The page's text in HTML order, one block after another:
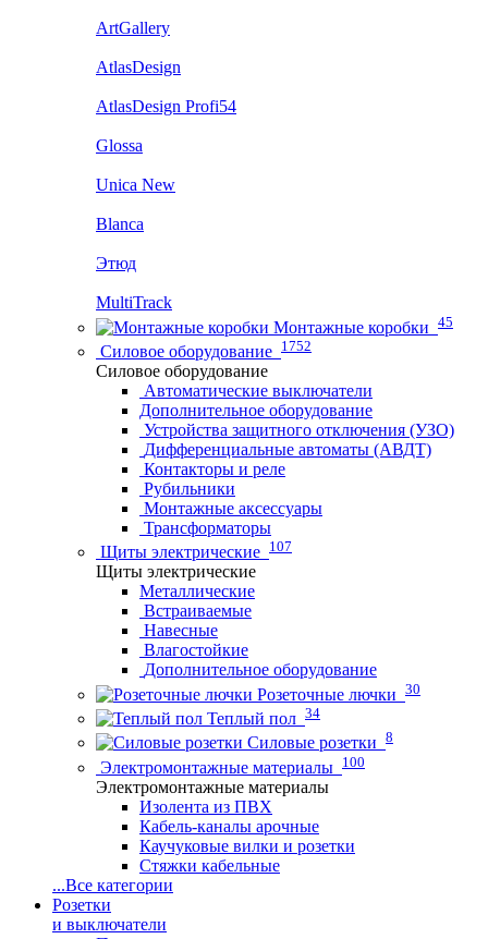
ArtGallery
AtlasDesign
AtlasDesign Profi54
Glossa
Unica New
Blanca
Этюд
MultiTrack
Монтажные коробки 45
Силовое оборудование 1752
Силовое оборудование
Автоматические выключатели
Дополнительное оборудование
Устройства защитного отключения (УЗО)
Дифференциальные автоматы (АВДТ)
Контакторы и реле
Рубильники
Монтажные аксессуары
Трансформаторы
Щиты электрические 107
Щиты электрические
Металлические
Встраиваемые
Навесные
Влагостойкие
Дополнительное оборудование
Розеточные лючки 30
Теплый пол 34
Силовые розетки 8
Электромонтажные материалы 100
Электромонтажные материалы
Изолента из ПВХ
Кабель-каналы арочные
Каучуковые вилки и розетки
Стяжки кабельные
...Все категории
Розетки
и выключатели